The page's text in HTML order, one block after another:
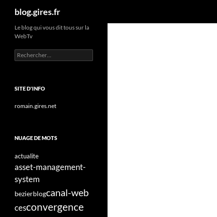
Aller
contenu
blog.gires.fr
Le blog qui vous dit tous sur la
WebTv
Rechercher :
SITE D'INFO
romain.gires.net
NUAGE DE MOTS
actualite
asset-management-
system
bezierblogcanal-web
cesconvergence